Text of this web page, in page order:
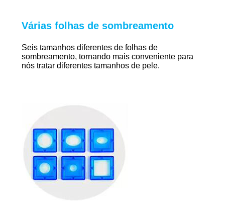
Várias folhas de sombreamento
Seis tamanhos diferentes de folhas de
sombreamento, tornando mais conveniente para
nós tratar diferentes tamanhos de pele.